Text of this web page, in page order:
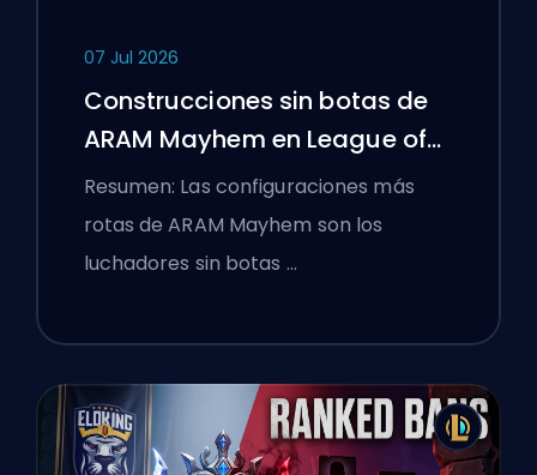
07 Jul 2026
Construcciones sin botas de
ARAM Mayhem en League of
Legends
Resumen: Las configuraciones más
rotas de ARAM Mayhem son los
luchadores sin botas …